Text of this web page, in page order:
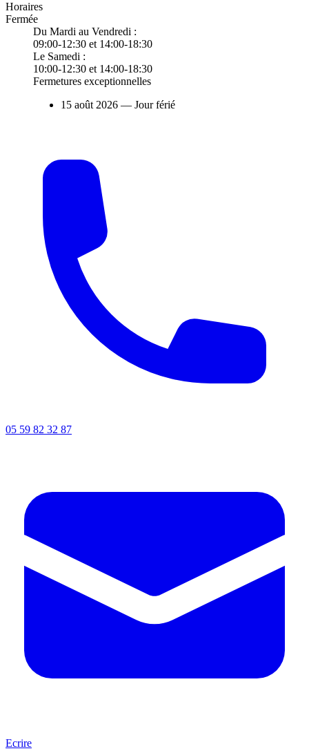
Horaires
Fermée
Du Mardi au Vendredi :
09:00-12:30 et 14:00-18:30
Le Samedi :
10:00-12:30 et 14:00-18:30
Fermetures exceptionnelles
15 août 2026 — Jour férié
05 59 82 32 87
Ecrire